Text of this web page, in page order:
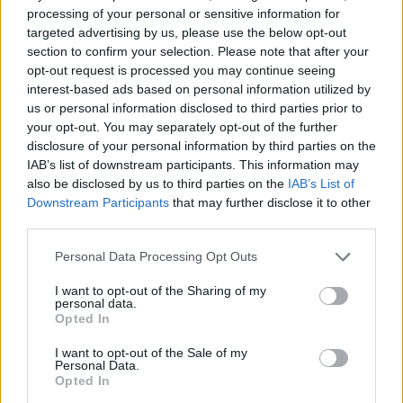
processing of your personal or sensitive information for
targeted advertising by us, please use the below opt-out
section to confirm your selection. Please note that after your
opt-out request is processed you may continue seeing
interest-based ads based on personal information utilized by
us or personal information disclosed to third parties prior to
your opt-out. You may separately opt-out of the further
disclosure of your personal information by third parties on the
IAB’s list of downstream participants. This information may
also be disclosed by us to third parties on the IAB’s List of
Downstream Participants that may further disclose it to other
Personal Data Processing Opt Outs
I want to opt-out of the Sharing of my
personal data.
Opted In
I want to opt-out of the Sale of my
Personal Data.
Opted In
frazione di gara. Per non parlare del passaggio
per Babacar, che si è poi inventato la rete del
raddoppio complice anche una deviazione. Tutti
colpi ai quali i fantallenatori erano stati abituati fin
troppo bene dallo spagnolo, ma che quest'anno
sembravano latitare.
Prima dell'anticipo del sabato sera, infatti, dopo
18 partite Borja Valero aveva collezionato la
media del 6con la redazione Napoli, che
scendeva a5,97 considerando invece la
fantamedia, in virtù dei 3 cartellini gialli e
dell'unico assist in stagione. Un bottino
decisamente esiguo, soprattutto se comparato
quella scorsa, chiusa con 4 marcature, 5 assist
e 5 gialli, nonché una media voto tra le più alte